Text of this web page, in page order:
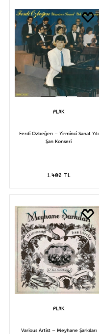
Ferdi Özbeğen – Yirminci Sanat Yılı
Şan Konseri
1.400 TL
Various Artist – Meyhane Şarkıları